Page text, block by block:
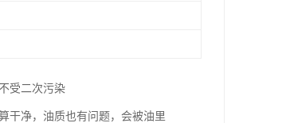
受二次污染
干净，油质也有问题，会被油里